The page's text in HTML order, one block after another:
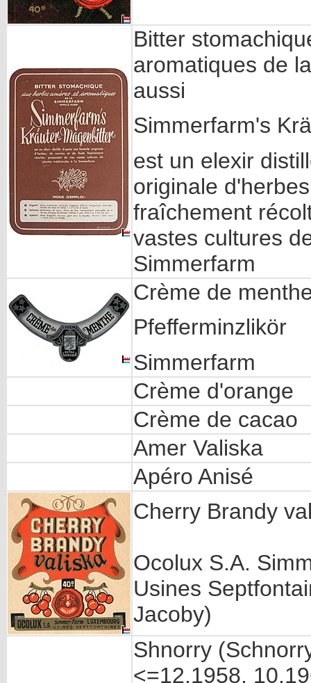
Bitter
aromatiques de
aussi
Simmerfarm's
est un elexir
originale
fraîchement
vastes cultures
Simmerfarm
Crème de
Pfefferminzlikör
Simmerfarm
Crème d'orange
Crème de cacao
Amer Valiska
Apéro Anisé
Cherry Brandy
Ocolux S.A.
Usines
Jacoby)
Shnorry
<=12.1958,